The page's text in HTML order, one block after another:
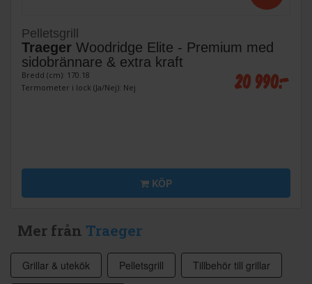
Pelletsgrill
Traeger Woodridge Elite - Premium med
sidobrännare & extra kraft
Bredd (cm): 170.18
Termometer i lock (Ja/Nej): Nej
20 990:-
KÖP
Mer från Traeger
Grillar & utekök Pelletsgrill Tillbehör till grillar